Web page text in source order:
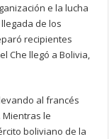
e la lucha
de los
recipientes
Che llegó a Bolivia,
al francés
Mientras le
boliviano de la